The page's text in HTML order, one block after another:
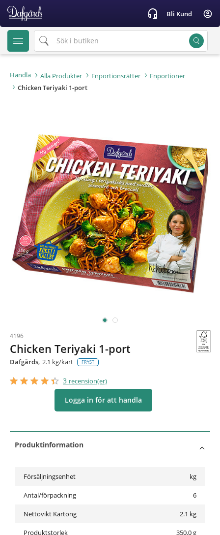
text.skipToContent
text.skipToNavigation
headset_mic Bli Kund account_circle
Handla Alla Produkter Enportionsrätter
Enportioner
Chicken Teriyaki 1-port
4196
Chicken Teriyaki 1-port
Dafgårds 2.1 kg/kart FRYST
star_border star_border star_border star_border star_border
star star star star star 3 recension(er)
Logga in för att handla
Produktinformation
Försäljningsenhet kg
Antal/förpackning 6
Nettovikt Kartong 2.1 kg
Produktstorlek 350.0 g